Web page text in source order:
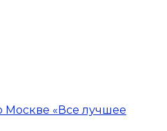
Москве «Все лучшее